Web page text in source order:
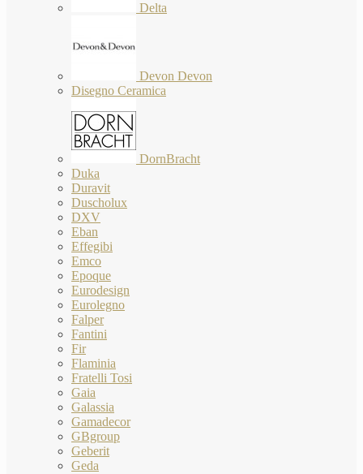
Delta
Devon Devon
Disegno Ceramica
DornBracht
Duka
Duravit
Duscholux
DXV
Eban
Effegibi
Emco
Epoque
Eurodesign
Eurolegno
Falper
Fantini
Fir
Flaminia
Fratelli Tosi
Gaia
Galassia
Gamadecor
GBgroup
Geberit
Geda